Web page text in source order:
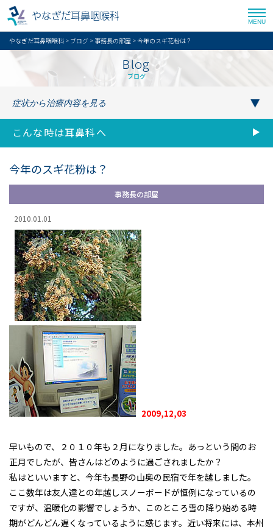
やなぎだ耳鼻咽喉科 MENU
やなぎだ耳鼻咽喉科 > ブログ > 事務長の部屋 >今年のスギ花粉は？
Blog
ブログ
こんな時は耳鼻科へ
今年のスギ花粉は？
事務長の部屋
2010.01.01
2009,12,03
早いもので、２０１０年も２月になりました。あっという間のお
正月でしたが、皆さんはどのように過ごされましたか？
私はといいますと、今年も長野の山奥の民宿で年を越しました。
ここ数年は友人達との年越しスノーボードが恒例になっているの
ですが、温暖化の影響でしょうか、このところ雪の降り始める時
期がどんどん遅くなっているように感じます。近い将来には、本州